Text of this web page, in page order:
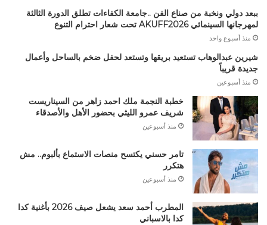
ببعد دولي ونخبة من صناع الفن ..جامعة الكفاءات تطلق الدورة الثالثة
لمهرجانها السينمائي AKUFF2026 تحت شعار احترام التنوع
منذ أسبوع واحد
شيرين عبدالوهاب تستعيد بريقها وتستعد لحفل ضخم بالساحل وأعمال
جديدة قريباً
منذ أسبوعين
خطبة النجمة ملك احمد زاهر من السيناريست
شريف عمرو الليثي بحضور الأهل والأصدقاء
منذ أسبوعين
تامر حسني يكتسح منصات الاستماع بألبوم.. مش
هتكرر
منذ أسبوعين
المطرب أحمد سعد يشعل صيف 2026 بأغنية كدا
كدا بالاسباني